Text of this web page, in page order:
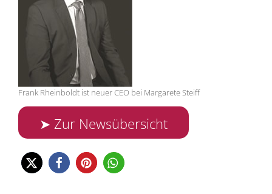
Frank Rheinboldt ist neuer CEO bei Margarete Steiff
➤ Zur Newsübersicht